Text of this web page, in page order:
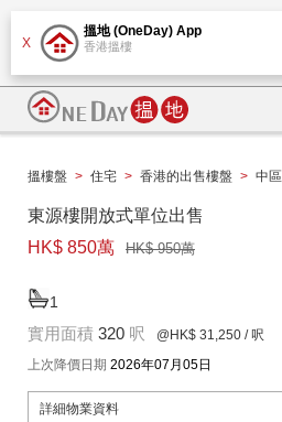
X
搵地 (OneDay) App
香港搵樓
搵樓盤 > 住宅 > 香港的出售樓盤 > 中區
東源樓開放式單位出售
HK$ 850萬
HK$ 950萬
1
實用面積 320 呎 @HK$ 31,250 / 呎
上次降價日期 2026年07月05日
詳細物業資料